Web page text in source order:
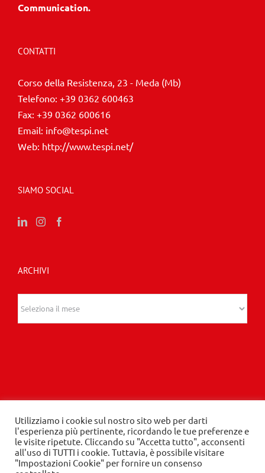
Communication.
CONTATTI
Corso della Resistenza, 23 - Meda (Mb)
Telefono: +39 0362 600463
Fax: +39 0362 600616
Email: info@tespi.net
Web: http://www.tespi.net/
SIAMO SOCIAL
ARCHIVI
© 2020 Edizioni Turbo by Tespi Mediagroup -
Direttore: Angelo Frigerio -Privacy Policy-Cookie
Policy- P.IVA 03632610964
Utilizziamo i cookie sul nostro sito web per darti
l'esperienza più pertinente, ricordando le tue preferenze e
le visite ripetute. Cliccando su "Accetta tutto", acconsenti
all'uso di TUTTI i cookie. Tuttavia, è possibile visitare
"Impostazioni Cookie" per fornire un consenso